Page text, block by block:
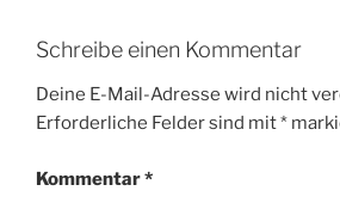
Schreibe einen Kommentar
Deine E-Mail-Adresse wird nicht
Erforderliche Felder sind mit*
Kommentar*